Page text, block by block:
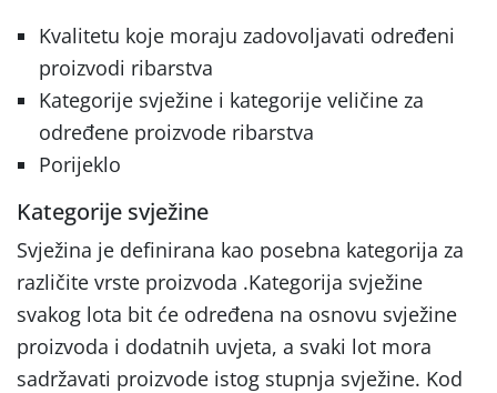
Kvalitetu koje moraju zadovoljavati određeni
proizvodi ribarstva
Kategorije svježine i kategorije veličine za
određene proizvode ribarstva
Porijeklo
Kategorije svježine
Svježina je definirana kao posebna kategorija za
različite vrste proizvoda .Kategorija svježine
svakog lota bit će određena na osnovu svježine
proizvoda i dodatnih uvjeta, a svaki lot mora
sadržavati proizvode istog stupnja svježine. Kod